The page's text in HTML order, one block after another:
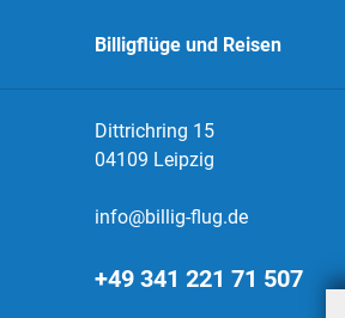
Billigflüge und Reisen
Dittrichring 15
04109 Leipzig
info@billig-flug.de
+49 341 221 71 507